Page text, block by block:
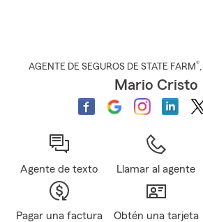
AGENTE DE SEGUROS DE STATE FARM®,
Mario Cristo
Agente de texto Llamar al agente
Pagar una factura
Obtén una tarjeta